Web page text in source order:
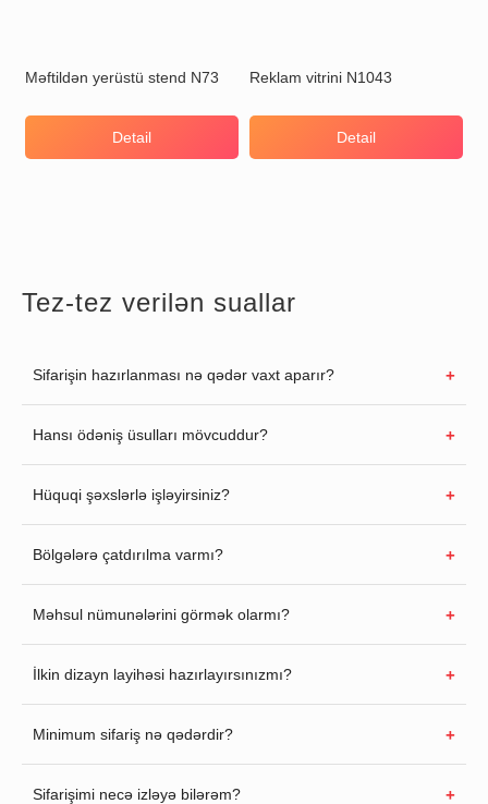
Məftildən yerüstü stend N73
Detail
Reklam vitrini N1043
Detail
Tez-tez verilən suallar
Sifarişin hazırlanması nə qədər vaxt aparır?
Hansı ödəniş üsulları mövcuddur?
Hüquqi şəxslərlə işləyirsiniz?
Bölgələrə çatdırılma varmı?
Məhsul nümunələrini görmək olarmı?
İlkin dizayn layihəsi hazırlayırsınızmı?
Minimum sifariş nə qədərdir?
Sifarişimi necə izləyə bilərəm?